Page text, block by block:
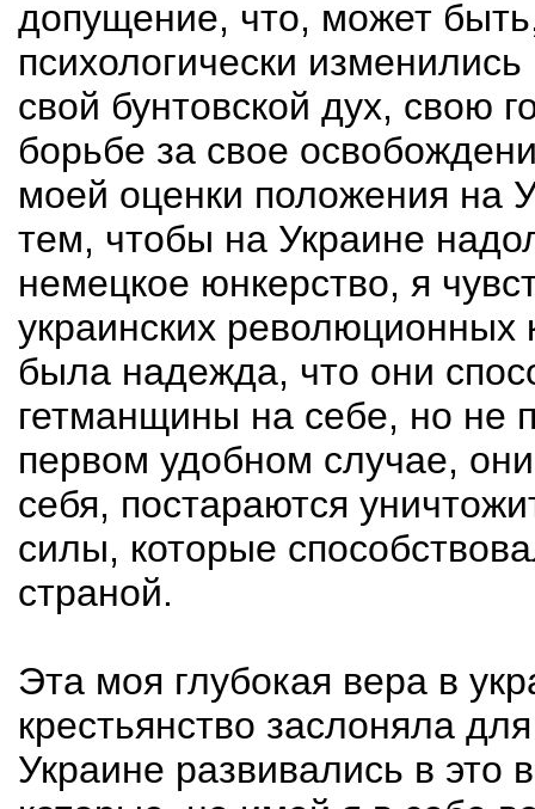
допущение, что, может
психологически
свой бунтовской дух, свою
борьбе за свое
моей оценки положения на
тем, чтобы на Украине
немецкое юнкерство, я
украинских революционных
была надежда, что они
гетманщины на себе, но не
первом удобном случае,
себя, постараются
силы, которые
страной.
Эта моя глубокая вера в
крестьянство заслоняла
Украине развивались в это